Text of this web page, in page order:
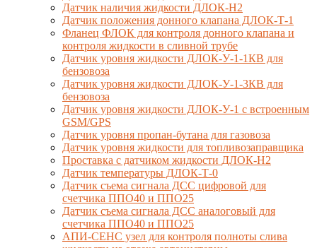
Датчик наличия жидкости ДЛОК-Н2
Датчик положения донного клапана ДЛОК-Т-1
Фланец ФЛОК для контроля донного клапана и
контроля жидкости в сливной трубе
Датчик уровня жидкости ДЛОК-У-1-1КВ для
бензовоза
Датчик уровня жидкости ДЛОК-У-1-3КВ для
бензовоза
Датчик уровня жидкости ДЛОК-У-1 с встроенным
GSM/GPS
Датчик уровня пропан-бутана для газовоза
Датчик уровня жидкости для топливозаправщика
Проставка с датчиком жидкости ДЛОК-Н2
Датчик температуры ДЛОК-Т-0
Датчик съема сигнала ДСС цифровой для
счетчика ППО40 и ППО25
Датчик съема сигнала ДСС аналоговый для
счетчика ППО40 и ППО25
АПИ-СЕНС узел для контроля полноты слива